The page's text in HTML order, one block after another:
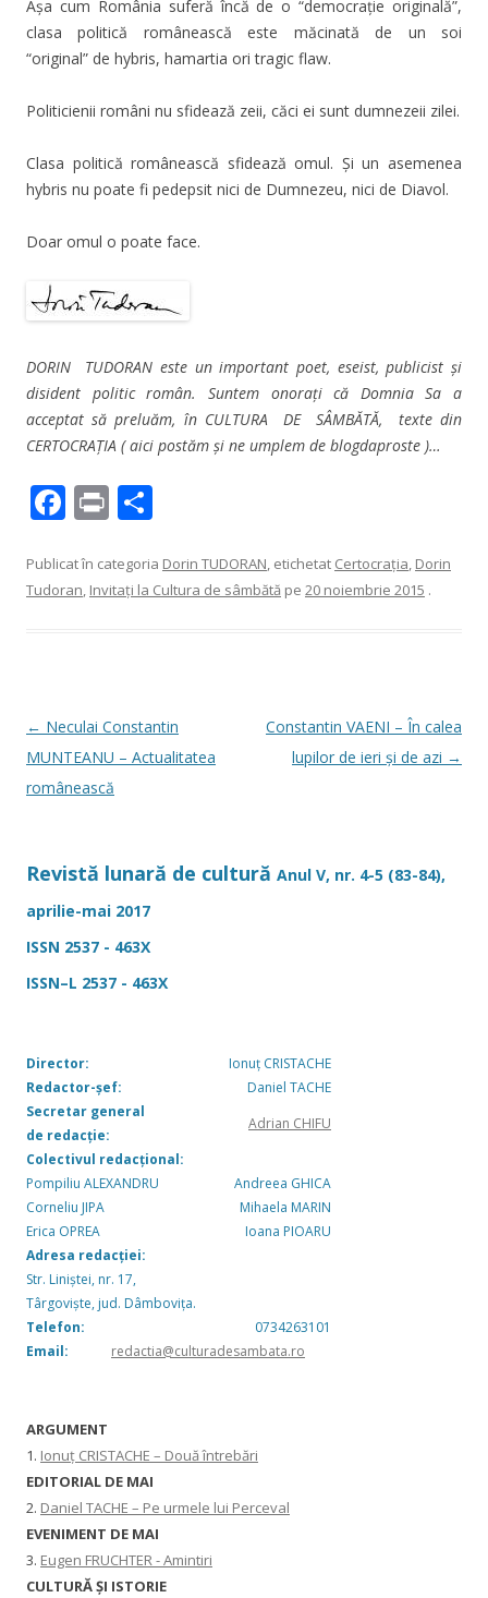
Așa cum România suferă încă de o “democrație originală”,
clasa politică românească este măcinată de un soi
“original” de hybris, hamartia ori tragic flaw.
Politicienii români nu sfidează zeii, căci ei sunt dumnezeii zilei.
Clasa politică românească sfidează omul. Și un asemenea
hybris nu poate fi pedepsit nici de Dumnezeu, nici de Diavol.
Doar omul o poate face.
DORIN TUDORAN este un important poet, eseist, publicist și
disident politic român. Suntem onorați că Domnia Sa a
acceptat să preluăm, în CULTURA DE SÂMBĂTĂ, texte din
CERTOCRAȚIA ( aici postăm și ne umplem de blogdaproste )…
F
e
b
k
Pr
t ta
je
Publicat în categoria Dorin TUDORAN, etichetat Certocraţia, Dorin
Tudoran, Invitaţi la Cultura de sâmbătă pe 20 noiembrie 2015 .
Navigare
în
articole
← Neculai Constantin
MUNTEANU – Actualitatea
românească
Constantin VAENI – În calea
lupilor de ieri şi de azi →
Revistă lunară de cultură Anul V, nr. 4-5 (83-84),
aprilie-mai 2017
ISSN 2537 - 463X
ISSN–L 2537 - 463X
Director:
Ionuț CRISTACHE
Redactor-șef:
Daniel TACHE
Secretar general
de redacție:
Adrian CHIFU
Colectivul redacțional:
Pompiliu ALEXANDRU
Andreea GHICA
Corneliu JIPA
Mihaela MARIN
Erica OPREA
Ioana PIOARU
Adresa redacției:
Str. Liniștei, nr. 17,
Târgoviște, jud. Dâmbovița.
Telefon:
0734263101
Email: redactia@culturadesambata.ro
ARGUMENT
1. Ionuț CRISTACHE – Două întrebări
EDITORIAL DE MAI
2. Daniel TACHE – Pe urmele lui Perceval
EVENIMENT DE MAI
3. Eugen FRUCHTER - Amintiri
CULTURĂ ŞI ISTORIE